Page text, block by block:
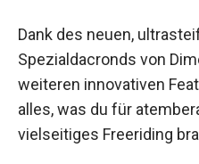
Dank des neuen,
Spezialdacronds von
weiteren innovativen
alles, was du für
vielseitiges Freeriding